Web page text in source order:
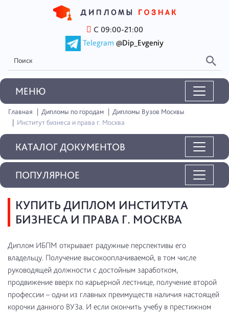
С 09:00-21:00
Telegram @Dip_Evgeniy
MEНЮ
Главная Дипломы по городам
Дипломы Вузов Москвы
Институт бизнеса и права г. Москва
КАТАЛОГ ДОКУМЕНТОВ
КУПИТЬ ДИПЛОМ ИНСТИТУТА
БИЗНЕСА И ПРАВА Г. МОСКВА
Диплом ИБПМ открывает радужные перспективы его
владельцу. Получение высокооплачиваемой, в том числе
руководящей должности с достойным заработком,
продвижение вверх по карьерной лестнице, получение второй
профессии – одни из главных преимуществ наличия настоящей
корочки данного ВУЗа. И если окончить учебу в престижном
ПОПУЛЯРНОЕ